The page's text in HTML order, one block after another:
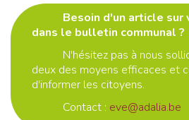
Besoin d'un article sur
dans le bulletin communal ?
N'hésitez pas à nous
deux des moyens efficaces et
d'informer les citoyens.
Contact : eve@adalia.be